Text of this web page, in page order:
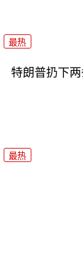
最热
特朗普扔下
最热